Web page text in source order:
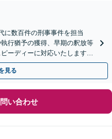
に数百件の刑事事件を担当
行猶予の獲得、早期の釈放等
ーディーに対応いたします。
士体制可能】
見る
い合わせ